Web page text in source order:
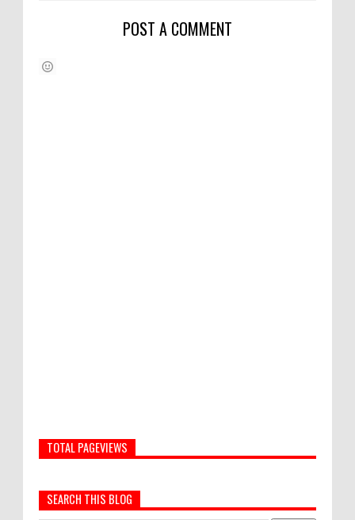
POST A COMMENT
TOTAL PAGEVIEWS
SEARCH THIS BLOG